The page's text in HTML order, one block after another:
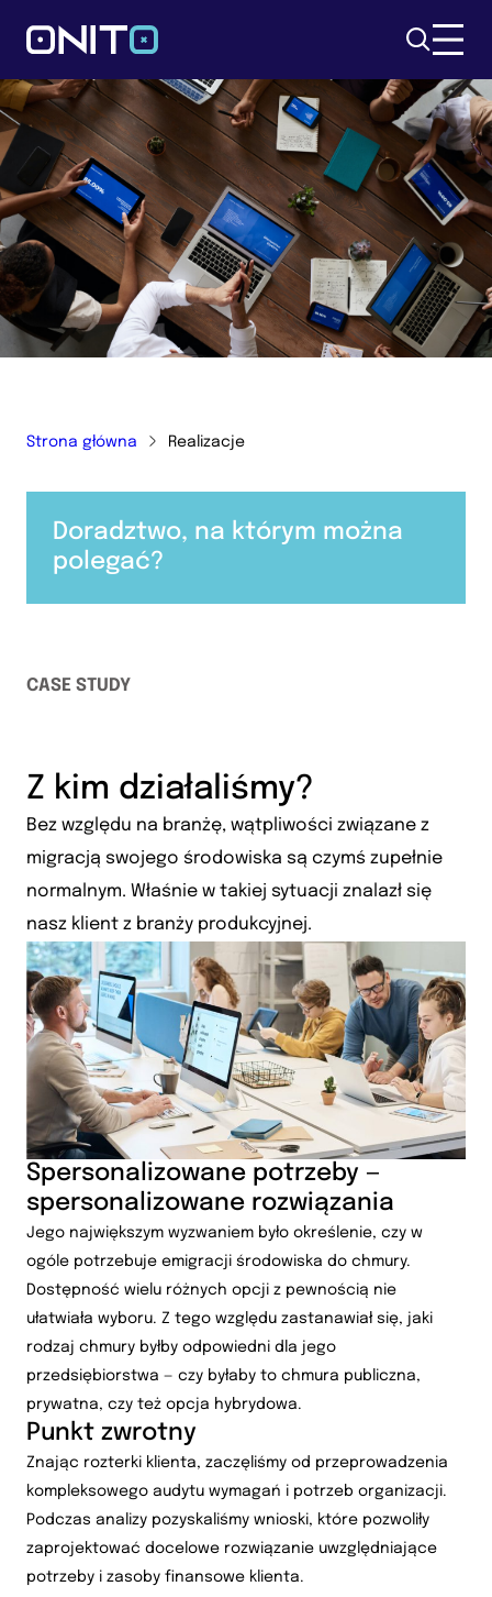
Szukaj
Strona główna Realizacje
Doradztwo, na którym można
polegać?
CASE STUDY
Z kim działaliśmy?
Bez względu na branżę, wątpliwości związane z
migracją swojego środowiska są czymś zupełnie
normalnym. Właśnie w takiej sytuacji znalazł się
nasz klient z branży produkcyjnej.
Spersonalizowane potrzeby —
spersonalizowane rozwiązania
Jego największym wyzwaniem było określenie, czy w
ogóle potrzebuje emigracji środowiska do chmury.
Dostępność wielu różnych opcji z pewnością nie
ułatwiała wyboru. Z tego względu zastanawiał się, jaki
rodzaj chmury byłby odpowiedni dla jego
przedsiębiorstwa — czy byłaby to chmura publiczna,
prywatna, czy też opcja hybrydowa.
Punkt zwrotny
Znając rozterki klienta, zaczęliśmy od przeprowadzenia
kompleksowego audytu wymagań i potrzeb organizacji.
Podczas analizy pozyskaliśmy wnioski, które pozwoliły
zaprojektować docelowe rozwiązanie uwzględniające
potrzeby i zasoby finansowe klienta.